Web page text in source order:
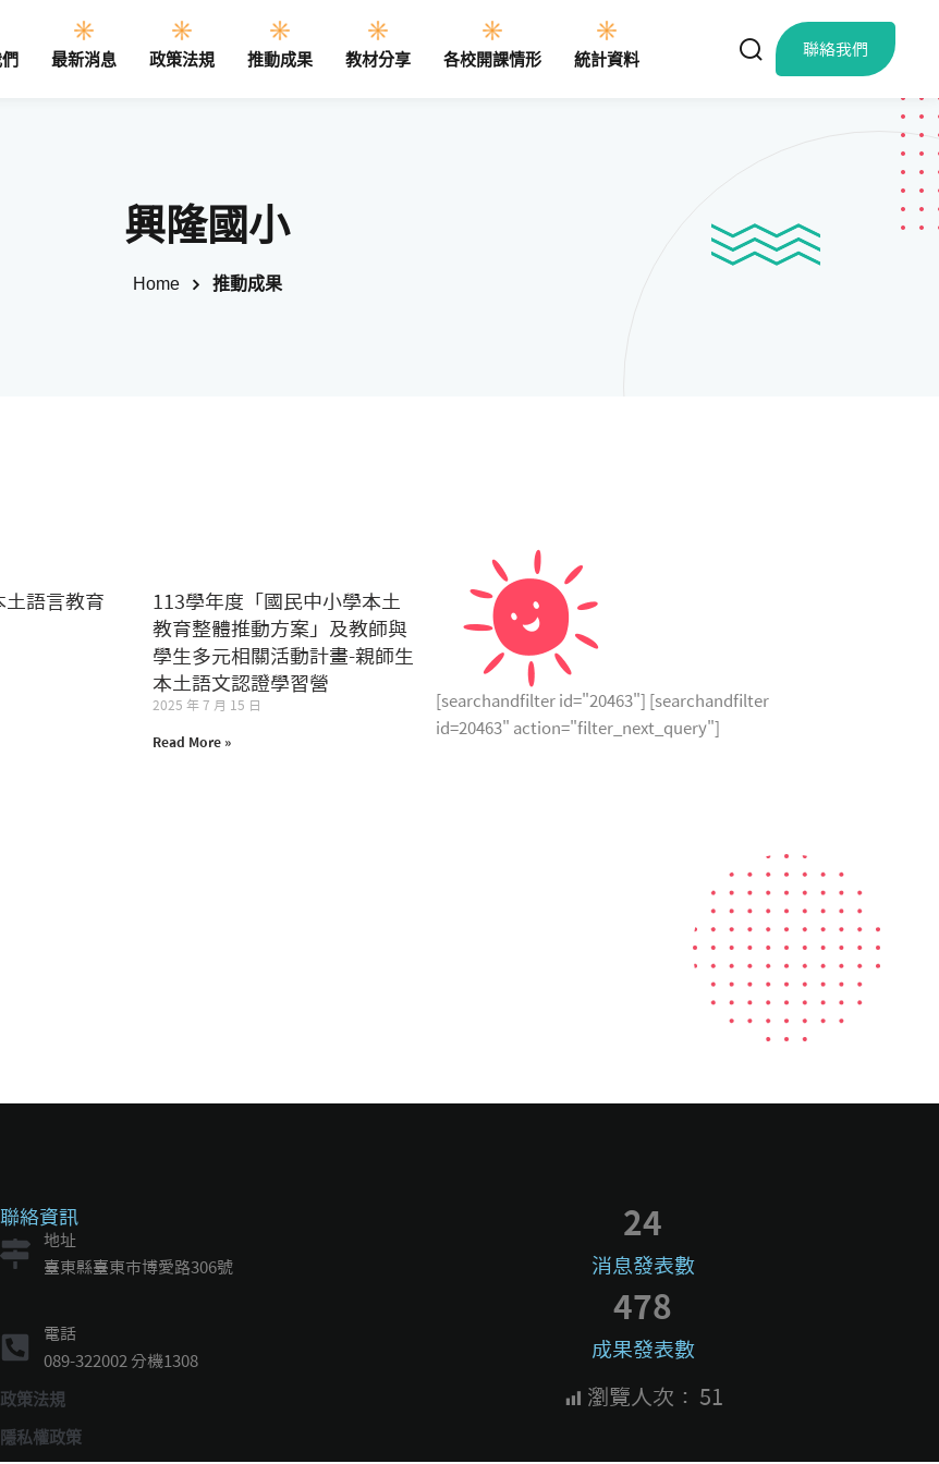
最新消息 政策法規 推動成果 教材分享 各校開課情形 統計資料 聯絡我們
興隆國小
Home 推動成果
[searchandfilter id="20463"] [searchandfilter
id=20463" action="filter_next_query"]
土語言教育
113學年度「國民中小學本土
教育整體推動方案」及教師與
學生多元相關活動計畫-親師生
本土語文認證學習營
2025 年 7 月 15 日
Read More »
聯絡資訊
地址
臺東縣臺東市博愛路306號
電話
089-322002 分機1308
政策法規
隱私權政策
消息發表數
24
成果發表數
478
瀏覽人次： 51
Sign in